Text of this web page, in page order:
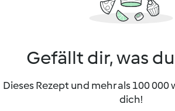
Gefällt dir, was
Dieses Rezept und mehr als 100
dich!